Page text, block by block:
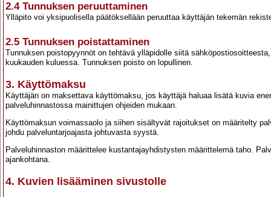
2.4 Tunnuksen peruuttaminen
Ylläpito voi yksipuolisella päätöksellään peruuttaa käyttäjän tekemän
2.5 Tunnuksen poistattaminen
Tunnuksen poistopyynnöt on tehtävä ylläpidolle siitä
kuukauden kuluessa. Tunnuksen poisto on lopullinen.
3. Käyttömaksu
Käyttäjän on maksettava käyttömaksu, jos käyttäjä haluaa lisätä kuvia
palveluhinnastossa mainittujen ohjeiden mukaan.
Käyttömaksun voimassaolo ja siihen sisältyvät rajoitukset on määritelty
johdu palveluntarjoajasta johtuvasta syystä.
Palveluhinnaston määrittelee kustantajayhdistysten määrittelemä taho.
ajankohtana.
4. Kuvien lisääminen sivustolle